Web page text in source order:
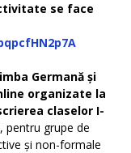
se face
Germană și
organizate la
claselor I-
, pentru grupe de
și non-formale